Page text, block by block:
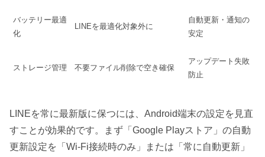
バッテリー最適
化
LINEを最適化対象外に
自動更新・通知の
安定
ストレージ管理 不要ファイル削除で空き確保
アップデート失敗
防止
LINEを常に最新版に保つには、Android端末の設定を見直
すことが効果的です。まず「Google Playストア」の自動
更新設定を「Wi-Fi接続時のみ」または「常に自動更新」